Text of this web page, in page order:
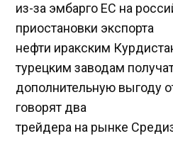
из-за эмбарго ЕС на
приостановки экспорта
нефти иракским
турецким заводам
дополнительную выгоду
говорят два
трейдера на рынке